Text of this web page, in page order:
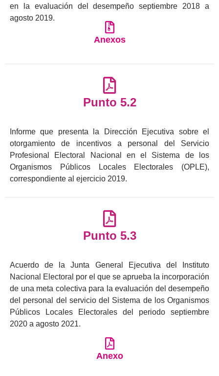
en la evaluación del desempeño septiembre 2018 a
agosto 2019.
Anexos
Punto 5.2
Informe que presenta la Dirección Ejecutiva sobre el
otorgamiento de incentivos a personal del Servicio
Profesional Electoral Nacional en el Sistema de los
Organismos Públicos Locales Electorales (OPLE),
correspondiente al ejercicio 2019.
Punto 5.3
Acuerdo de la Junta General Ejecutiva del Instituto
Nacional Electoral por el que se aprueba la incorporación
de una meta colectiva para la evaluación del desempeño
del personal del servicio del Sistema de los Organismos
Públicos Locales Electorales del periodo septiembre
2020 a agosto 2021.
Anexo